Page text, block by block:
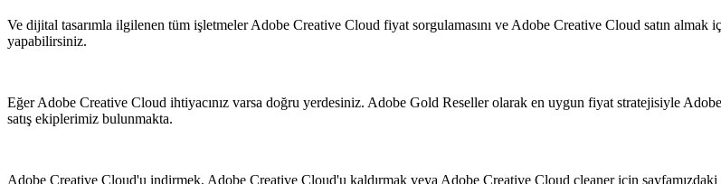
Ve dijital tasarımla ilgilenen tüm işletmeler Adobe Creative Cloud fiyat sorgulamasını ve Adobe Creative Cloud satın
yapabilirsiniz.
Eğer Adobe Creative Cloud ihtiyacınız varsa doğru yerdesiniz. Adobe Gold Reseller olarak en uygun fiyat stratejisiyle
satış ekiplerimiz bulunmakta.
Adobe Creative Cloud'u indirmek, Adobe Creative Cloud'u kaldırmak veya Adobe Creative Cloud cleaner için